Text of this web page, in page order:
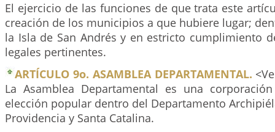
El ejercicio de las funciones de que trata este
creación de los municipios a que hubiere lugar;
la Isla de San Andrés y en estricto cumplimiento
legales pertinentes.
ARTÍCULO 9o. ASAMBLEA DEPARTAMENTAL.
La Asamblea Departamental es una
elección popular dentro del Departamento
Providencia y Santa Catalina.